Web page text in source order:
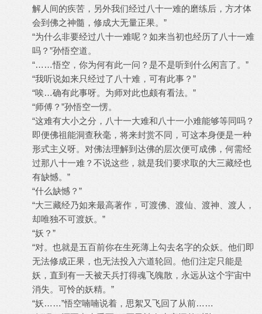
解人间的疾苦，另外我们经过八十一难的磨练后，方才体
会到佛之神髓，修成大无量正果。”
“为什么非要经过八十一难呢？如来当初也经历了八十一难
吗？”孙悟空道。
“……悟空，你为何有此一问？是不是听到什么闲言了。”
“我听说如来只经过了八十难，可有此事？”
“唉…确有此事呀。为师对此也颇有看法。”
“师傅？”孙悟空一愣。
“这难有大小之分，八十一大难和八十一小难能够等同吗？
即便佛祖能洞查秋毫，将来封赏不同，可这本身便是一种
形式主义呀。对佛法理解到达佛的层次便可成佛，何需经
过那八十一难？不说这些，就是我们要求取的大三藏经也
有缺憾。”
“什么缺憾？”
“大三藏经乃如来最高著作，可渡佛、渡仙、渡神、渡人，
却唯独不可渡妖。”
“妖？”
“对。也就是五百前你在生死薄上勾去名字的众妖。他们即
无法修成正果，也无法投入六道轮回。他们注定只能是
妖，直到有一天被天兵打得魂飞魄散，永远从这个宇宙中
消失。可怜的妖精。”
“妖……”悟空喃喃说着，思絮又飞回了从前……